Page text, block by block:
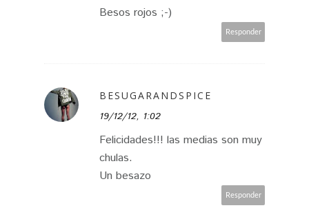
Besos rojos ;-)
Responder
BESUGARANDSPICE
19/12/12, 1:02
Felicidades!!! las medias son muy
chulas.
Un besazo
Responder